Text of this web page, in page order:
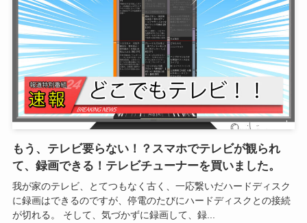
もう、テレビ要らない！？スマホでテレビが観られ
て、録画できる！テレビチューナーを買いました。
我が家のテレビ、とてつもなく古く、一応繋いだハードディスク
に録画はできるのですが、停電のたびにハードディスクとの接続
が切れる。 そして、気づかずに録画して、録...